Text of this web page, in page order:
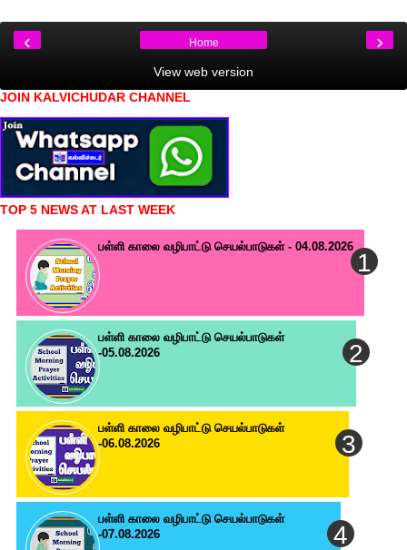
‹ ›
Home
View web version
JOIN KALVICHUDAR CHANNEL
TOP 5 NEWS AT LAST WEEK
பள்ளி காலை வழிபாட்டு செயல்பாடுகள் - 04.08.2026
பள்ளி காலை வழிபாட்டு செயல்பாடுகள்
-05.08.2026
பள்ளி காலை வழிபாட்டு செயல்பாடுகள்
-06.08.2026
பள்ளி காலை வழிபாட்டு செயல்பாடுகள்
-07.08.2026